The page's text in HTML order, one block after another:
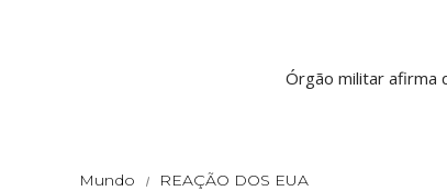
Órgão militar afirma
Mundo REAÇÃO DOS EUA